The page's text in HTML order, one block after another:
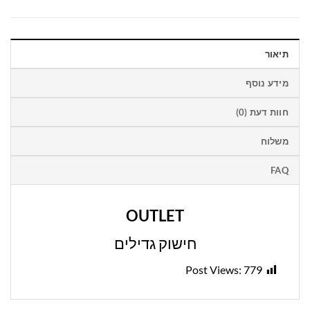
תיאור
מידע נוסף
חוות דעת (0)
משלוח
FAQ
OUTLET
חישוק גדילים
Post Views: 779